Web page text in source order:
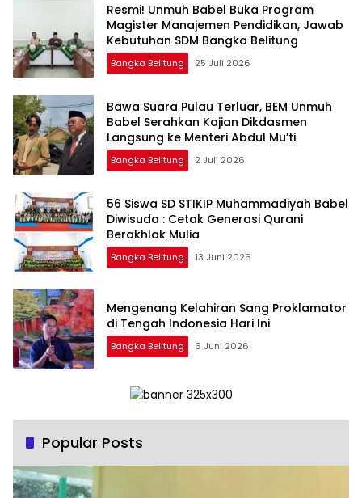
Resmi! Unmuh Babel Buka Program
Magister Manajemen Pendidikan, Jawab
Kebutuhan SDM Bangka Belitung
Bangka Belitung 25 Juli 2026
‎Bawa Suara Pulau Terluar, BEM Unmuh
Babel Serahkan Kajian Dikdasmen
Langsung ke Menteri Abdul Mu’ti
Bangka Belitung 2 Juli 2026
‎56 Siswa SD STIKIP Muhammadiyah Babel
Diwisuda : Cetak Generasi Qurani
Bangka Belitung 13 Juni 2026
‎Mengenang Kelahiran Sang Proklamator
Bangka Belitung 6 Juni 2026
Popular Posts